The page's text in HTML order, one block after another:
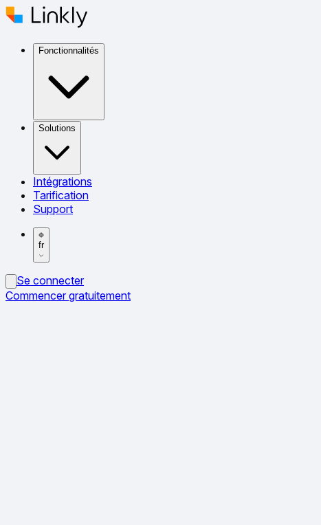
Fonctionnalités
Solutions
Intégrations
Tarification
Support
fr
Se connecter
Commencer gratuitement